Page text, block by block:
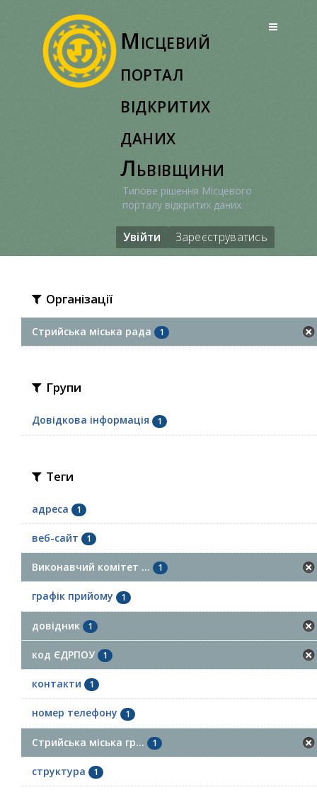
Місцевий
портал
відкритих
даних
Львівщини
Типове рішення Місцевого
порталу відкритих даних
Увійти Зареєструватись
Організації
Стрийська міська рада 1
Групи
Довідкова інформація 1
Теги
адреса 1
веб-сайт 1
Виконавчий комітет ... 1
графік прийому 1
довідник 1
код ЄДРПОУ 1
контакти 1
номер телефону 1
Стрийська міська гр... 1
структура 1